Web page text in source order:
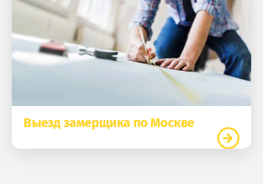
Выезд замерщика по Москве